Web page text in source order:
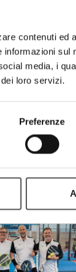
contenuti ed
informazioni
media, i
loro servizi.
Preferenze